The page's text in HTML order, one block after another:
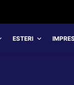
ESTERI